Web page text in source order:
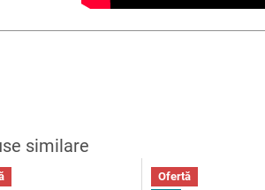
Ofertă